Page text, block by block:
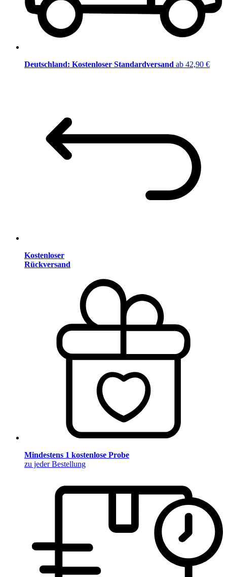
Deutschland: Kostenloser Standardversand ab 42,90 €
Kostenloser
Rückversand
Mindestens 1 kostenlose Probe
zu jeder Bestellung